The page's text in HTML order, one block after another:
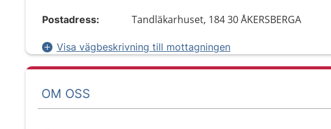
Postadress: Tandläkarhuset, 184 30 ÅKERSBERGA
Visa vägbeskrivning till mottagningen
OM OSS